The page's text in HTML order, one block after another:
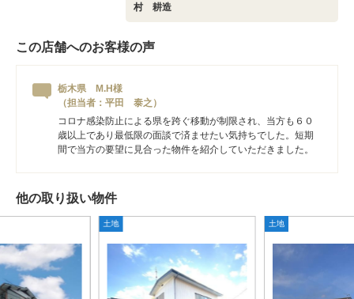
村 耕造
この店舗へのお客様の声
栃木県 M.H様
（担当者：平田 泰之）
コロナ感染防止による県を跨ぐ移動が制限され、当方も６０
歳以上であり最低限の面談で済ませたい気持ちでした。短期
間で当方の要望に見合った物件を紹介していただきました。
他の取り扱い物件
土地 土地